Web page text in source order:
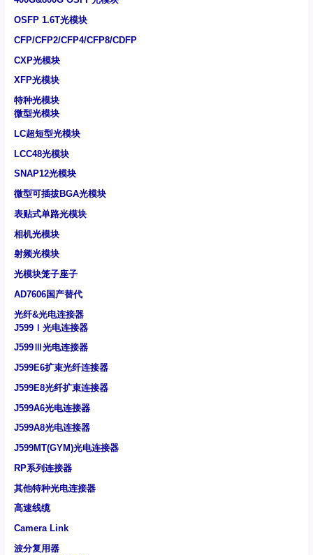
OSFP 1.6T光模块
CFP/CFP2/CFP4/CFP8/CDFP
CXP光模块
XFP光模块
特种光模块
微型光模块
LC超短型光模块
LCC48光模块
SNAP12光模块
微型可插拔BGA光模块
表贴式单路光模块
相机光模块
射频光模块
光模块笼子座子
AD7606国产替代
光纤&光电连接器
J599Ⅰ光电连接器
J599Ⅲ光电连接器
J599E6扩束光纤连接器
J599E8光纤扩束连接器
J599A6光电连接器
J599A8光电连接器
J599MT(GYM)光电连接器
RP系列连接器
其他特种光电连接器
高速线缆
Camera Link
波分复用器